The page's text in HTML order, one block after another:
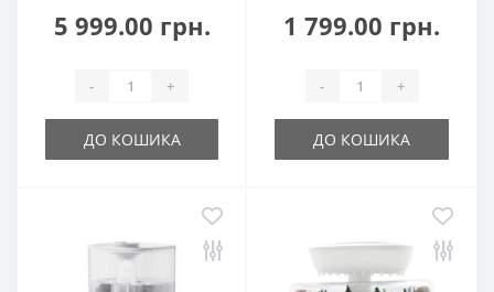
5 999.00 грн.
- +
ДО КОШИКА
1 799.00 грн.
- +
ДО КОШИКА